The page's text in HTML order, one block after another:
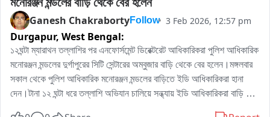
Ganesh ChakrabortyFollow 3 Feb 2026, 12:57 pm
Durgapur, West Bengal:
১২ঘন্টা ম্যারাথন তল্লাশির পর এনফোর্সমেন্ট ডিরেক্টরেট আধিকারিকরা পুলিশ আধিকারিক
মনোরঞ্জন মন্ডলের দুর্গাপুরের সিটি সেন্টারের অম্বুজার বাড়ি থেকে বের হলেন।মঙ্গলবার
সকাল থেকে পুলিশ আধিকারিক মনোরঞ্জন মন্ডলের বাড়িতে ইডি আধিকারিকরা হানা
দেন।টানা ১২ ঘন্টা ধরে তল্লাশি অভিযান চালিয়ে সন্ধ্যায় ইডি আধিকারিকরা বাড়ি